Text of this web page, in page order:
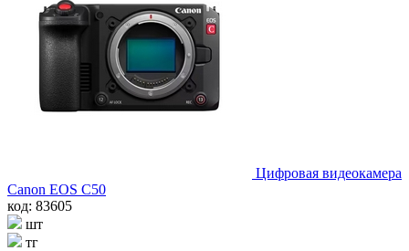
Цифровая видеокамера
Canon EOS C50
код: 83605
шт
тг